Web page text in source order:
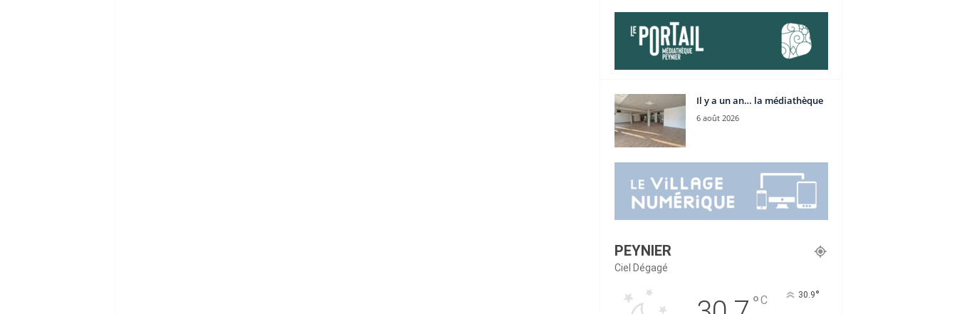
Il y a un an… la médiathèque
6 août 2026
PEYNIER
Ciel Dégagé
°C 30.9°